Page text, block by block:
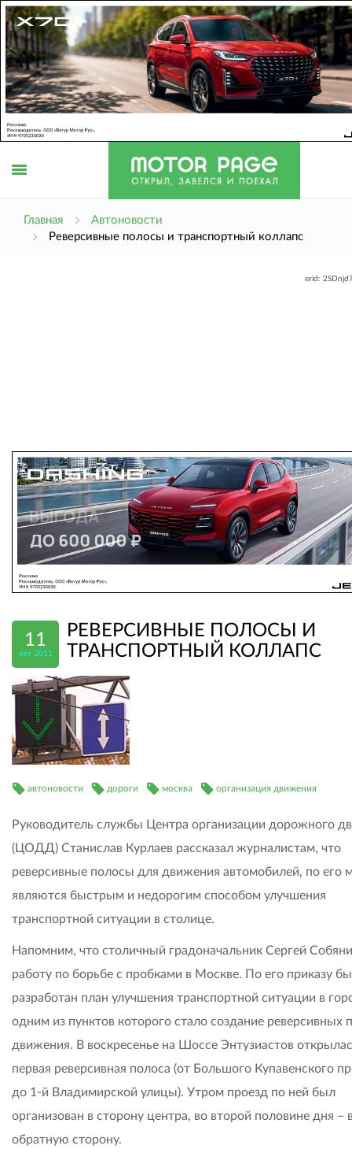
Главная
Автоновости
Реверсивные полосы и транспортный коллапс
erid:
11
окт 2011
РЕВЕРСИВНЫЕ ПОЛОСЫ И
ТРАНСПОРТНЫЙ КОЛЛАПС
автоновости дороги москва организация движения
Руководитель службы Центра организации дорожного
(ЦОДД) Станислав Курлаев рассказал журналистам, что
реверсивные полосы для движения автомобилей, по его
являются быстрым и недорогим способом улучшения
транспортной ситуации в столице.
Напомним, что столичный градоначальник Сергей
работу по борьбе с пробками в Москве. По его приказу
разработан план улучшения транспортной ситуации в
одним из пунктов которого стало создание реверсивных
движения. В воскресенье на Шоссе Энтузиастов
первая реверсивная полоса (от Большого Купавенского
до 1-й Владимирской улицы). Утром проезд по ней был
организован в сторону центра, во второй половине дня –
обратную сторону.